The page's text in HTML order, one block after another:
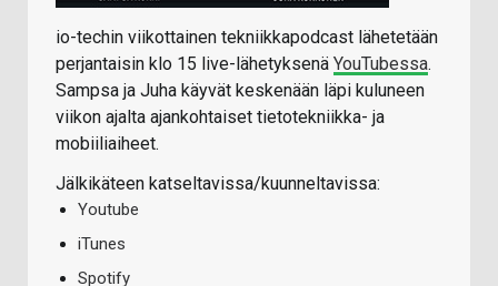
io-techin viikottainen tekniikkapodcast lähetetään
perjantaisin klo 15 live-lähetyksenä YouTubessa.
Sampsa ja Juha käyvät keskenään läpi kuluneen
viikon ajalta ajankohtaiset tietotekniikka- ja
mobiiliaiheet.
Jälkikäteen katseltavissa/kuunneltavissa:
Youtube
iTunes
Spotify